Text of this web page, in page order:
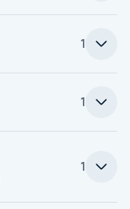
1
1
1